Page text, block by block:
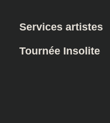
Services artistes
Tournée Insolite